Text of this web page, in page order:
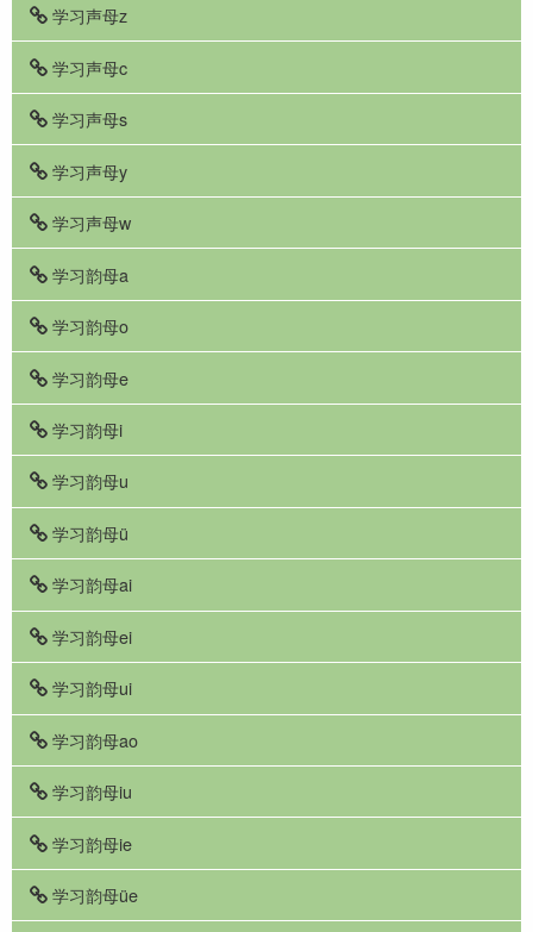
学习声母z
学习声母c
学习声母s
学习声母y
学习声母w
学习韵母a
学习韵母o
学习韵母e
学习韵母i
学习韵母u
学习韵母ü
学习韵母ai
学习韵母ei
学习韵母ui
学习韵母ao
学习韵母iu
学习韵母ie
学习韵母üe